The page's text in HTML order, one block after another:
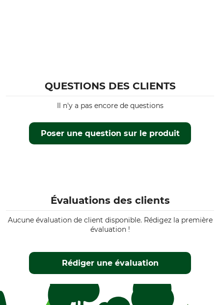
QUESTIONS DES CLIENTS
Poser une question sur le produit
Il n'y a pas encore de questions
Évaluations des clients
Aucune évaluation de client disponible. Rédigez la première
évaluation !
Rédiger une évaluation